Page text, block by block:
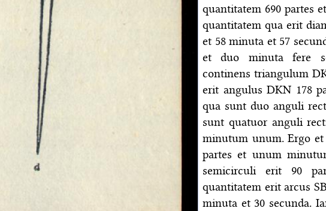
quantitatem 690 partes
quantitatem qua erit
et 58 minuta et 57
et duo minuta fere
continens triangulum
erit angulus DKN 178
qua sunt duo anguli
sunt quatuor anguli
minutum unum. Ergo
partes et unum
semicirculi erit 90
quantitatem erit arcus
minuta et 30 secunda.